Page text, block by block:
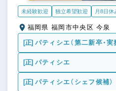
未経験歓迎 独立希望歓迎 月8日休
福岡県 福岡市中央区 今泉
[正] パティシエ（第二新卒・実
験）
[正] パティシエ
[正] パティシエ（シェフ候補）